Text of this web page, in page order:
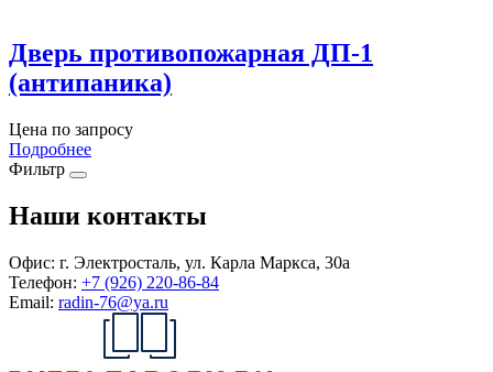
Дверь противопожарная ДП-1
(антипаника)
Цена по запросу
Подробнее
Фильтр
Наши контакты
Офис: г. Электросталь, ул. Карла Маркса, 30а
Телефон: +7 (926) 220-86-84
Email: radin-76@ya.ru